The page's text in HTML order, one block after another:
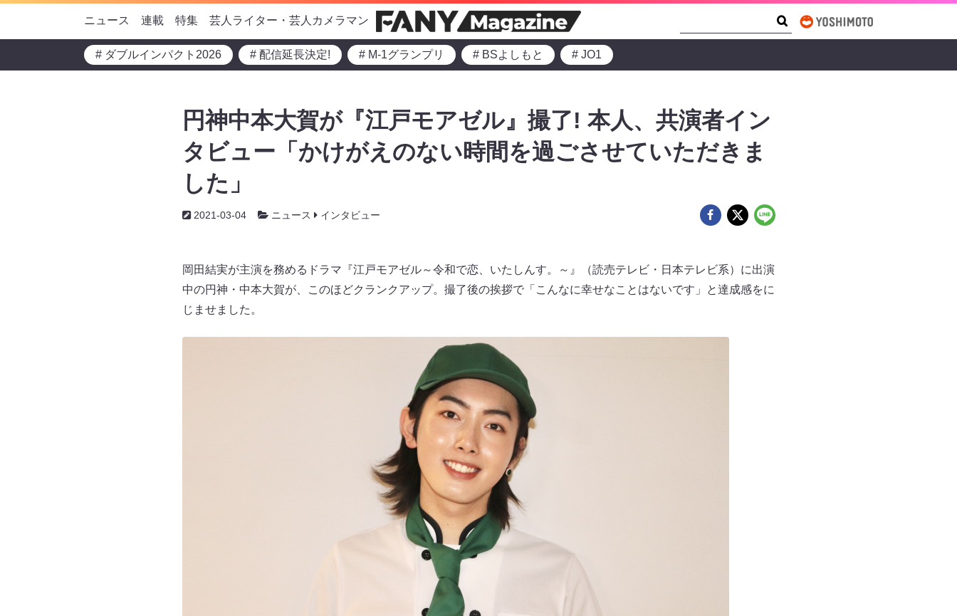
ニュース 連載 特集 芸人ライター・芸人カメラマン
# ダブルインパクト2026 # 配信延長決定! # M-1グランプリ # BSよしもと # JO1
円神中本大賀が『江戸モアゼル』撮了! 本人、共演者イン
タビュー「かけがえのない時間を過ごさせていただきま
した」
2021-03-04 ニュース インタビュー
岡田結実が主演を務めるドラマ『江戸モアゼル～令和で恋、いたしんす。～』（読売テレビ・日本テレビ系）に出演
中の円神・中本大賀が、このほどクランクアップ。撮了後の挨拶で「こんなに幸せなことはないです」と達成感をに
じませました。